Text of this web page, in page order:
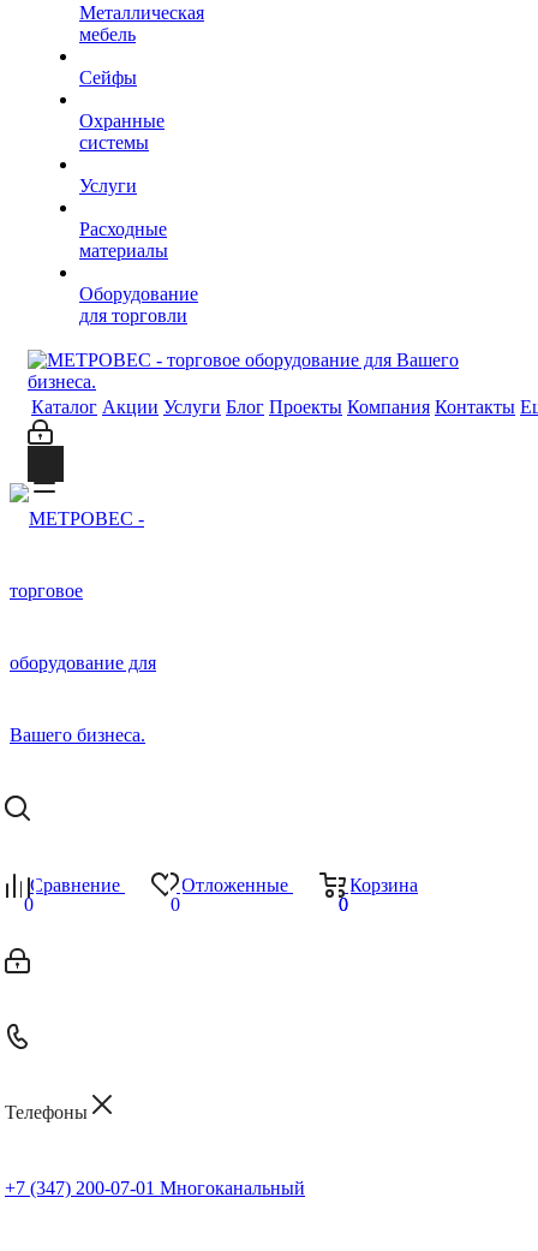
Металлическая
мебель
Сейфы
Охранные
системы
Услуги
Расходные
материалы
Оборудование
для торговли
Каталог Акции Услуги Блог Проекты Компания Контакты
Сравнение
0
Отложенные
0
Корзина
0
0
Телефоны
+7 (347) 200-07-01 Многоканальный